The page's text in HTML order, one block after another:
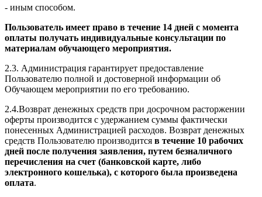
- иным способом.
Пользователь имеет право в течение 14 дней с момента
оплаты получать индивидуальные консультации по
материалам обучающего мероприятия.
2.3. Администрация гарантирует предоставление
Пользователю полной и достоверной информации об
Обучающем мероприятии по его требованию.
2.4.Возврат денежных средств при досрочном расторжении
оферты производится с удержанием суммы фактически
понесенных Администрацией расходов. Возврат денежных
средств Пользователю производится в течение 10 рабочих
дней после получения заявления, путем безналичного
перечисления на счет (банковской карте, либо
электронного кошелька), с которого была произведена
оплата.